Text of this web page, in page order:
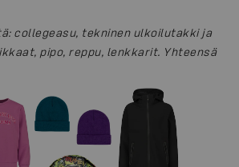
collegeasu, tekninen ulkoilutakki ja
pipo, reppu, lenkkarit. Yhteensä